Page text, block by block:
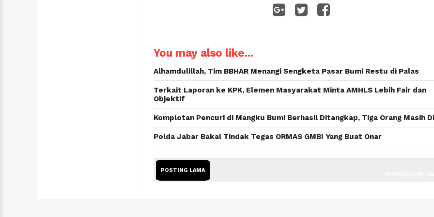
You may also like...
Alhamdulillah, Tim BBHAR Menangi Sengketa Pasar Bumi Restu di Palas
Terkait Laporan ke KPK, Elemen Masyarakat Minta AMHLS Lebih Fair dan
Objektif
Komplotan Pencuri di Mangku Bumi Berhasil Ditangkap, Tiga Orang Masih
Polda Jabar Bakal Tindak Tegas ORMAS GMBI Yang Buat Onar
POSTING LAMA